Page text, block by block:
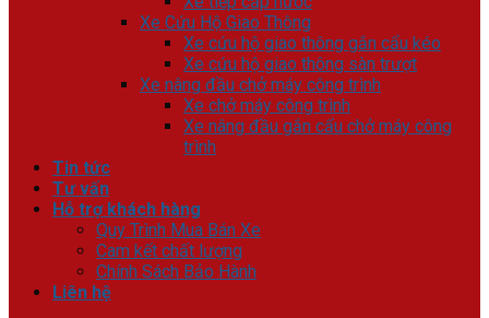
Xe Cứu Hộ Giao Thông
Xe cứu hộ giao thông gắn cẩu kéo
Xe cứu hộ giao thông sàn trượt
Xe nâng đầu chở máy công trình
Xe chở máy công trình
Xe nâng đầu gắn cẩu chở máy công
trình
Tin tức
Tư vấn
Hỗ trợ khách hàng
Quy Trình Mua Bán Xe
Cam kết chất lượng
Chính Sách Bảo Hành
Liên hệ